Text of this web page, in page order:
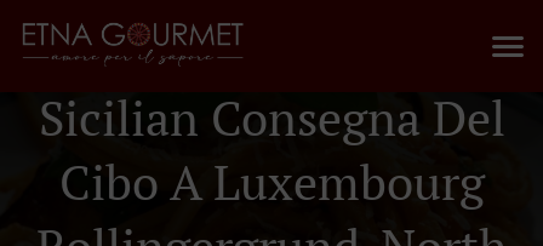
Sicilian Consegna Del
Cibo A Luxembourg